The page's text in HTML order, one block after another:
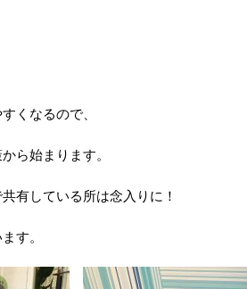
くなるので、
ら始まります。
有している所は念入りに！
す。